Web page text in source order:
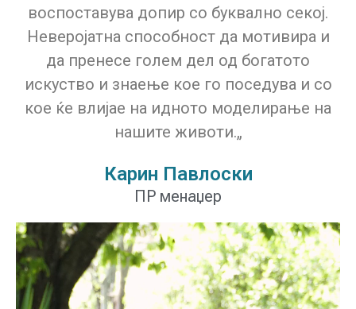
воспоставува допир со буквално секој.
Неверојатна способност да мотивира и
да пренесе голем дел од богатото
искуство и знаење кое го поседува и со
кое ќе влијае на идното моделирање на
нашите животи.„
Карин Павлоски
ПР менаџер